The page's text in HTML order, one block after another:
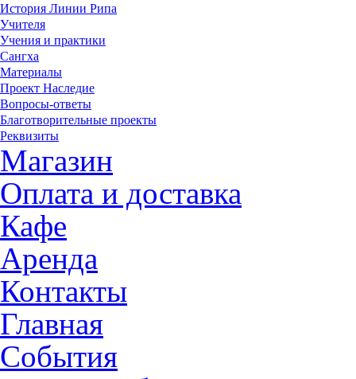
История Линии Рипа
Учителя
Учения и практики
Сангха
Материалы
Проект Наследие
Вопросы-ответы
Благотворительные проекты
Реквизиты
Магазин
Оплата и доставка
Кафе
Аренда
Контакты
Главная
События